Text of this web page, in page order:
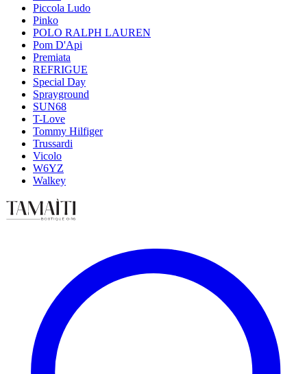
Piccola Ludo
Pinko
POLO RALPH LAUREN
Pom D'Api
Premiata
REFRIGUE
Special Day
Sprayground
SUN68
T-Love
Tommy Hilfiger
Trussardi
Vicolo
W6YZ
Walkey